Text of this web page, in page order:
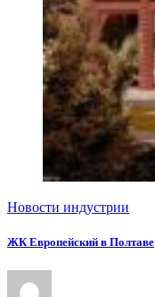
Новости индустрии
ЖК Европейский в Полтаве